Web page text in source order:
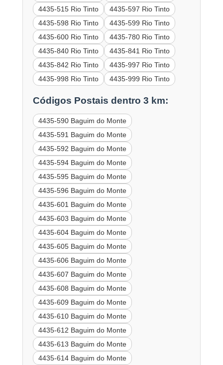
4435-515 Rio Tinto
4435-597 Rio Tinto
4435-598 Rio Tinto
4435-599 Rio Tinto
4435-600 Rio Tinto
4435-780 Rio Tinto
4435-840 Rio Tinto
4435-841 Rio Tinto
4435-842 Rio Tinto
4435-997 Rio Tinto
4435-998 Rio Tinto
4435-999 Rio Tinto
Códigos Postais dentro 3 km:
4435-590 Baguim do Monte
4435-591 Baguim do Monte
4435-592 Baguim do Monte
4435-594 Baguim do Monte
4435-595 Baguim do Monte
4435-596 Baguim do Monte
4435-601 Baguim do Monte
4435-603 Baguim do Monte
4435-604 Baguim do Monte
4435-605 Baguim do Monte
4435-606 Baguim do Monte
4435-607 Baguim do Monte
4435-608 Baguim do Monte
4435-609 Baguim do Monte
4435-610 Baguim do Monte
4435-612 Baguim do Monte
4435-613 Baguim do Monte
4435-614 Baguim do Monte